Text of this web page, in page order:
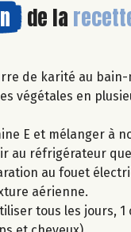
de la
de karité au bain-
végétales en
E et mélanger à
au réfrigérateur
au fouet
aérienne.
tous les jours, 1